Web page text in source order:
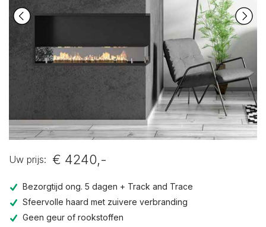
Uw prijs: € 4240,-
Bezorgtijd ong. 5 dagen + Track and Trace
Sfeervolle haard met zuivere verbranding
Geen geur of rookstoffen